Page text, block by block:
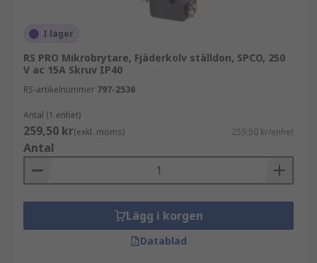
I lager
RS PRO Mikrobrytare, Fjäderkolv ställdon, SPCO, 250
V ac 15A Skruv IP40
RS-artikelnummer 797-2536
Antal (1 enhet)
259,50 kr(exkl. moms) 259,50 kr/enhet
Antal
Lägg i korgen
Datablad